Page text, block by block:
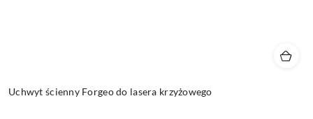
Uchwyt ścienny Forgeo do lasera krzyżowego